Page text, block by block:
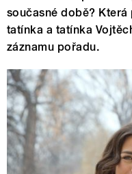
současné době?
tatínka a tatínka
záznamu pořadu.